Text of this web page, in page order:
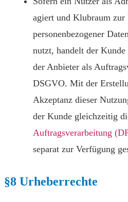
agiert und Klubraum zur
personenbezogener
nutzt, handelt der
der Anbieter als
DSGVO. Mit der
Akzeptanz dieser
der Kunde gleichzeitig
Auftragsverarbeitung
separat zur Verfügung
§8 Urheberrechte